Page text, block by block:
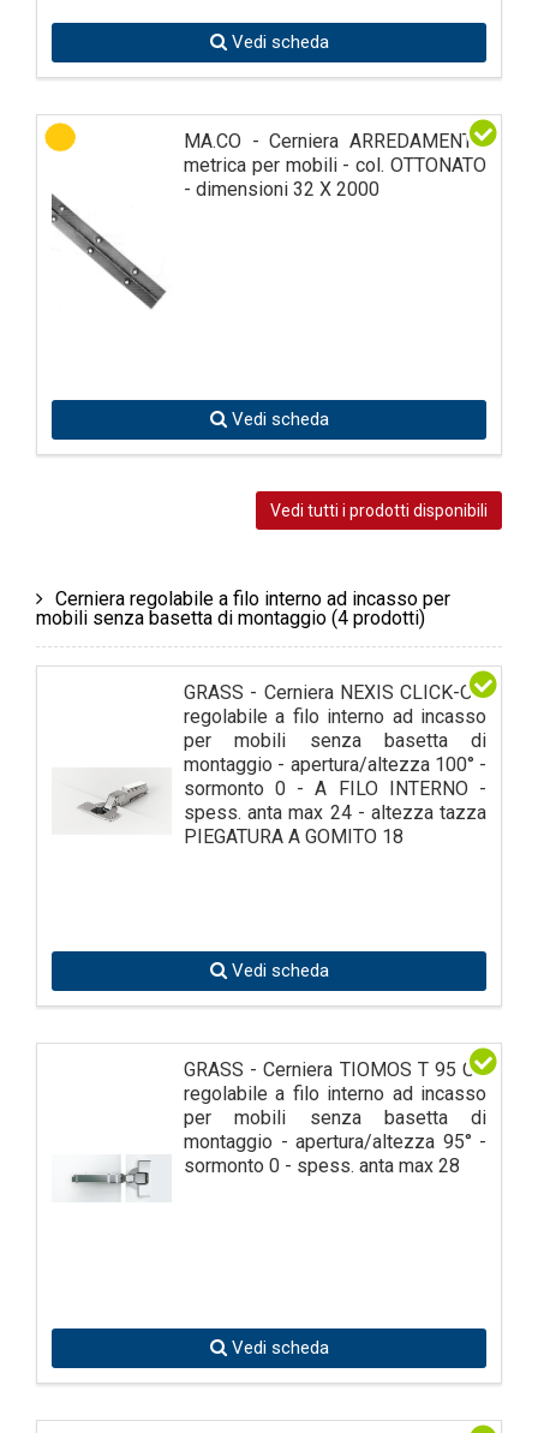
Vedi scheda
MA.CO - Cerniera ARREDAMENTO
metrica per mobili - col. OTTONATO
- dimensioni 32 X 2000
Vedi scheda
Vedi tutti i prodotti disponibili
Cerniera regolabile a filo interno ad incasso per
mobili senza basetta di montaggio (4 prodotti)
GRASS - Cerniera NEXIS CLICK-ON
regolabile a filo interno ad incasso
per mobili senza basetta di
montaggio - apertura/altezza 100° -
sormonto 0 - A FILO INTERNO -
spess. anta max 24 - altezza tazza
PIEGATURA A GOMITO 18
Vedi scheda
GRASS - Cerniera TIOMOS T 95 GR
regolabile a filo interno ad incasso
per mobili senza basetta di
montaggio - apertura/altezza 95° -
sormonto 0 - spess. anta max 28
Vedi scheda